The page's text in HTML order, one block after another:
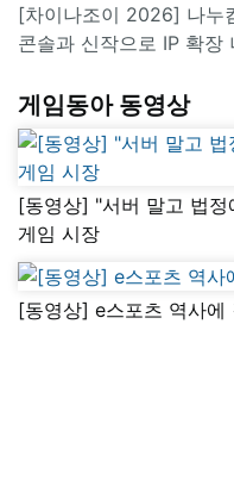
[차이나조이 2026] 나누
콘솔과 신작으로 IP 확장
게임동아 동영상
[동영상] "서버 말고 법
게임 시장
[동영상] e스포츠 역사에